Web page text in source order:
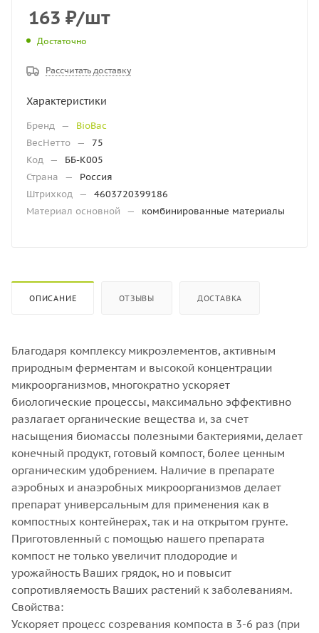
163 ₽/шт
Достаточно
Рассчитать доставку
Характеристики
Бренд —
BioBac
ВесНетто —
75
Код —
ББ-К005
Страна
—
Россия
Штрихкод —
4603720399186
Материал основной
— комбинированные материалы
ОПИСАНИЕ ОТЗЫВЫ ДОСТАВКА
Благодаря комплексу микроэлементов, активным
природным ферментам и высокой концентрации
микроорганизмов, многократно ускоряет
биологические процессы, максимально эффективно
разлагает органические вещества и, за счет
насыщения биомассы полезными бактериями, делает
конечный продукт, готовый компост, более ценным
органическим удобрением. Наличие в препарате
аэробных и анаэробных микроорганизмов делает
препарат универсальным для применения как в
компостных контейнерах, так и на открытом грунте.
Приготовленный с помощью нашего препарата
компост не только увеличит плодородие и
урожайность Ваших грядок, но и повысит
сопротивляемость Ваших растений к заболеваниям.
Свойства:
Ускоряет процесс созревания компоста в 3-6 раз (при